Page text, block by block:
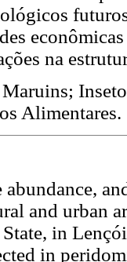
na
Maruins;
Alimentares.
abundance,
and urban
in
in